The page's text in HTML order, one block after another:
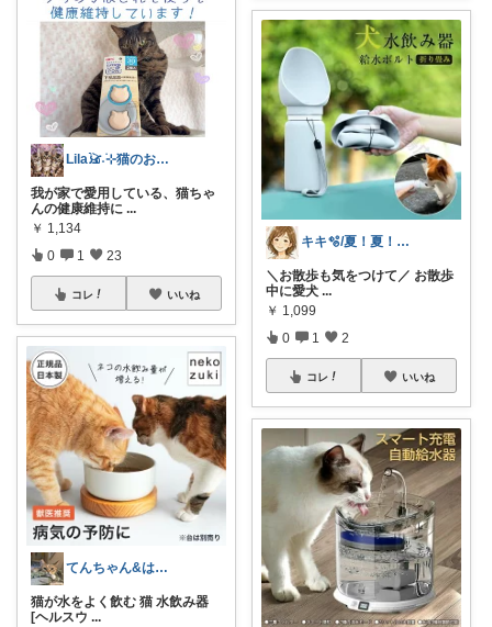
Lila𓃠˖࣪⊹猫のお気に入りの愛用品
我が家で愛用している、猫ちゃ
んの健康維持に ...
￥ 1,134
0 1 23
コレ いいね
てんちゃん&はっちゃんのお部屋🐈‍⬛
猫が水をよく飲む 猫 水飲み器
[ヘルスウ ...
キキ🫧/夏！夏！夏！サマーアイテム🌻
＼お散歩も気をつけて／ お散歩
中に愛犬 ...
￥ 1,099
0 1 2
コレ いいね